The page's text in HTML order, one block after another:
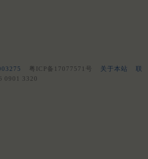
粤ICP备17077571号 关于本站
联
0901 3320